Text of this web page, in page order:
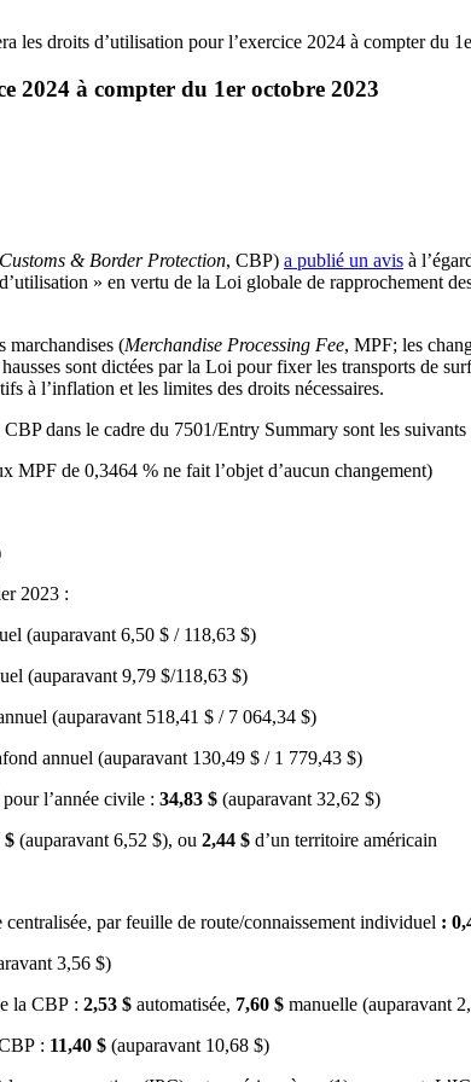
les droits d’utilisation pour l’exercice 2024 à compter du
2024 à compter du 1er octobre 2023
Customs & Border Protection, CBP) a publié un avis à
» en vertu de la Loi globale de rapprochement
marchandises (Mer­chandise Processing Fee, MPF; les
sont dictées par la Loi pour fixer les transports de
à l’inflation et les limites des droits nécessaires.
dans le cadre du 7501/Entry Summary sont les suivants
MPF de 0,3464 % ne fait l’objet d’aucun changement)
2023 :
(auparavant 6,50 $ / 118,63 $)
(auparavant 9,79 $/118,63 $)
(auparavant 518,41 $ / 7 064,34 $)
annuel (auparavant 130,49 $ / 1 779,43 $)
l’année civile : 34,83 $ (auparavant 32,62 $)
$ (auparavant 6,52 $), ou 2,44 $ d’un territoire américain
par feuille de route/connaissement individuel :
3,56 $)
la CBP : 2,53 $ automatisée, 7,60 $ manuelle (auparavant
: 11,40 $ (auparavant 10,68 $)